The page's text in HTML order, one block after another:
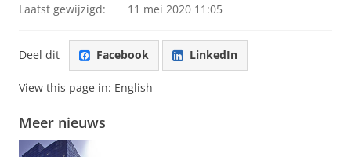
Laatst gewijzigd: 11 mei 2020 11:05
Deel dit Facebook LinkedIn
View this page in: English
Meer nieuws